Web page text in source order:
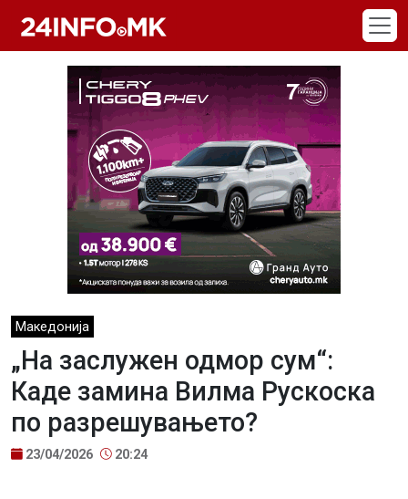
Македонија
„На заслужен одмор сум“:
Каде замина Вилма Рускоска
по разрешувањето?
23/04/2026 20:24